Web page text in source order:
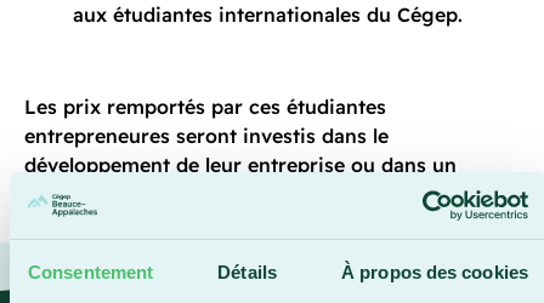
Consentement Détails À propos des cookies
aux étudiantes internationales du Cégep.
Les prix remportés par ces étudiantes
entrepreneures seront investis dans le
développement de leur entreprise ou dans un
nouveau projet entrepreneurial.